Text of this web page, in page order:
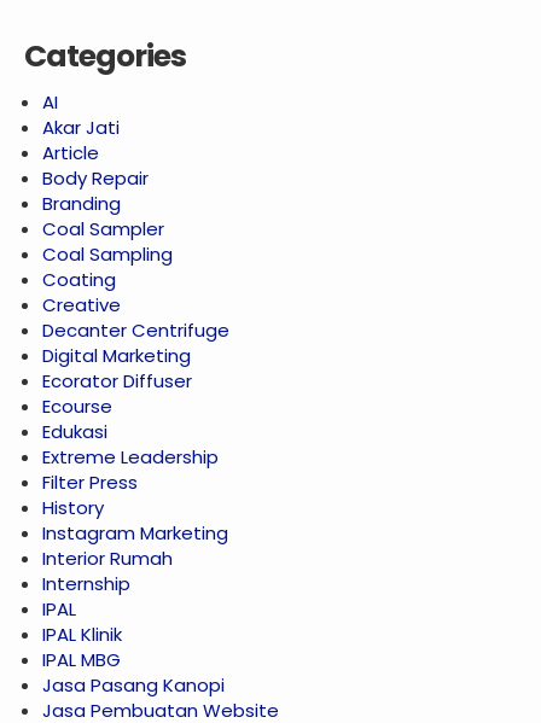
Categories
AI
Akar Jati
Article
Body Repair
Branding
Coal Sampler
Coal Sampling
Coating
Creative
Decanter Centrifuge
Digital Marketing
Ecorator Diffuser
Ecourse
Edukasi
Extreme Leadership
Filter Press
History
Instagram Marketing
Interior Rumah
Internship
IPAL
IPAL Klinik
IPAL MBG
Jasa Pasang Kanopi
Jasa Pembuatan Website